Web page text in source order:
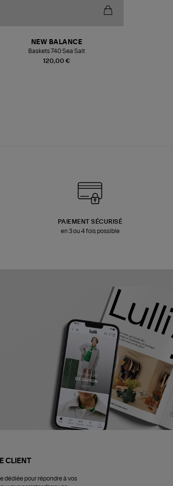
120,00 €
NEW BALANCE
Baskets 740 Sea Salt
PAIEMENT SÉCURISÉ
en 3 ou 4 fois possible
CLIENT
dédiée pour répondre à vos